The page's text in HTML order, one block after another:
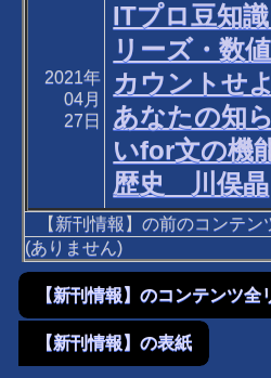
2021年
04月
27日
ITプロ豆知
リーズ・数
カウントせ
あなたの知
いfor文の機
歴史 川俣晶
【新刊情報】の前のコンテン
(ありません)
【新刊情報】のコンテンツ全
【新刊情報】の表紙